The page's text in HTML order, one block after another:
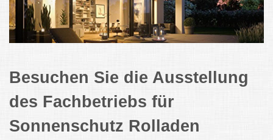
Besuchen Sie die Ausstellung
des Fachbetriebs für
Sonnenschutz Rolladen